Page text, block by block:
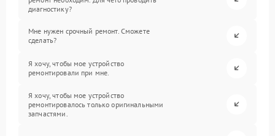
диагностику?
Мне нужен срочный ремонт. Сможете
сделать?
Я хочу, чтобы мое устройство
ремонтировали при мне.
Я хочу, чтобы мое устройство
ремонтировалось только оригинальными
запчастями.